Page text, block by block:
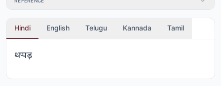
Hindi English Telugu Kannada Tamil
थप्पड़